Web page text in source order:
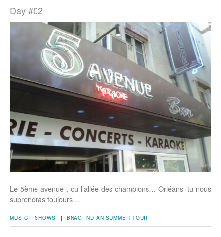
Day #02
Le 5ème avenue , ou l’allée des champions… Orléans, tu nous
suprendras toujours…
MUSIC SHOWS | BNAG INDIAN SUMMER TOUR